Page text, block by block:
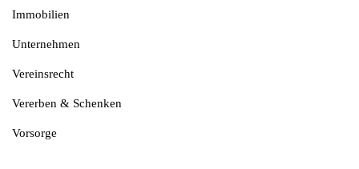
Immobilien
Unternehmen
Vereinsrecht
Vererben & Schenken
Vorsorge